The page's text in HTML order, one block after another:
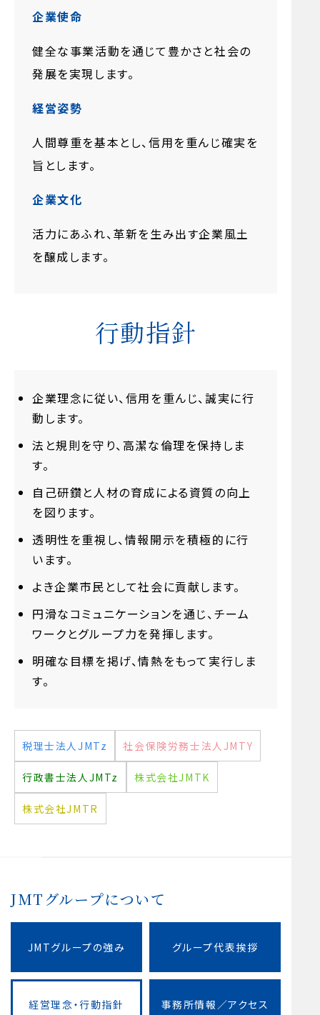
企業使命
健全な事業活動を通じて豊かさと社会の
発展を実現します。
経営姿勢
人間尊重を基本とし、信用を重んじ確実を
旨とします。
企業文化
活力にあふれ、革新を生み出す企業風土
を醸成します。
行動指針
企業理念に従い、信用を重んじ、誠実に行
動します。
法と規則を守り、高潔な倫理を保持しま
す。
自己研鑽と人材の育成による資質の向上
を図ります。
透明性を重視し、情報開示を積極的に行
います。
よき企業市民として社会に貢献します。
円滑なコミュニケーションを通じ、チーム
ワークとグループ力を発揮します。
明確な目標を掲げ、情熱をもって実行しま
す。
税理士法人JMTz 社会保険労務士法人JMTY
行政書士法人JMTz 株式会社JMTK
株式会社JMTR
JMTグループについて
JMTグループの強み グループ代表挨拶
経営理念・行動指針 事務所情報／アクセス